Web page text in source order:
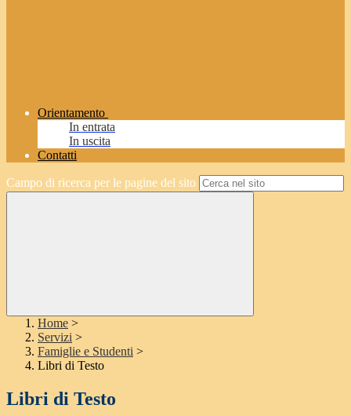
Orientamento
In entrata
In uscita
Contatti
Campo di ricerca per le pagine del sito
Home >
Servizi >
Famiglie e Studenti >
Libri di Testo
Libri di Testo